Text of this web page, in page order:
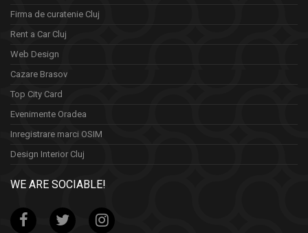
Firma de curatenie Cluj
Rent a Car Cluj
Web Design
Cazare Brasov
Top City Card
Evenimente Oradea
Inregistrare marci OSIM
Design Interior Cluj
WE ARE SOCIABLE!